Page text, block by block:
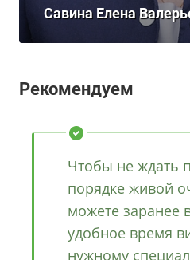
Савина Елена
Рекомендуем
Чтобы не ждать
порядке живой
можете заранее
удобное время
нужному